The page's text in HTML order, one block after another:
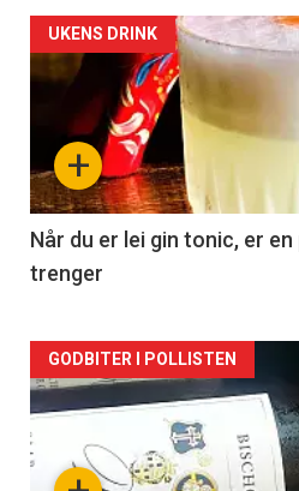
Forsiden
akkurat
nå
-
2
+
UKENS DRINK
Når du er lei gin tonic, er
trenger
Forsiden
akkurat
nå
GODBITER I POLLISTEN